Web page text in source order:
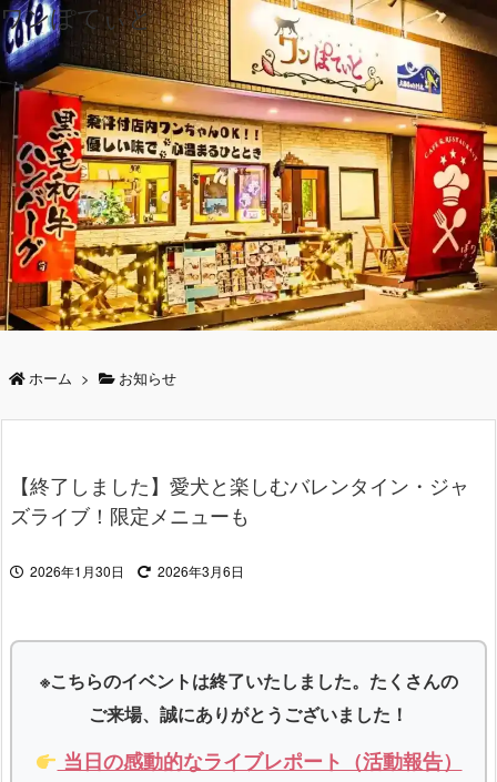
ワンぽてぃと
ホーム > お知らせ
【終了しました】愛犬と楽しむバレンタイン・ジャ
ズライブ！限定メニューも
2026年1月30日 2026年3月6日
※こちらのイベントは終了いたしました。たくさんの
ご来場、誠にありがとうございました！
当日の感動的なライブレポート（活動報告）